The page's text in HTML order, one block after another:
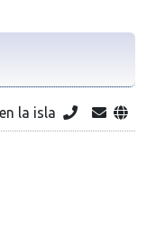
en la isla